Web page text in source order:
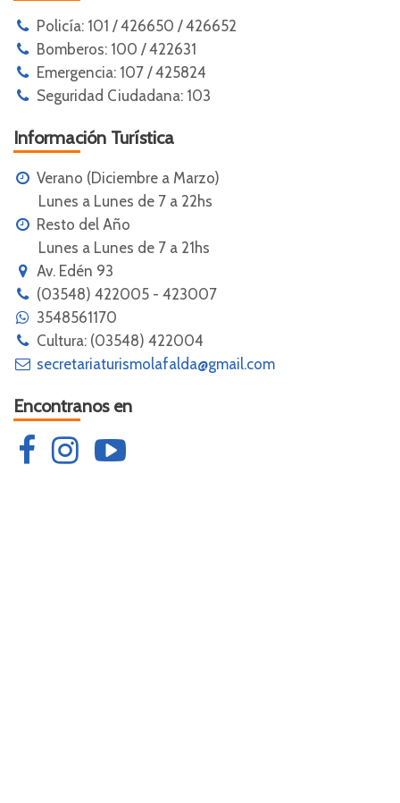
Policía: 101 / 426650 / 426652
Bomberos: 100 / 422631
Emergencia: 107 / 425824
Seguridad Ciudadana: 103
Información Turística
Verano (Diciembre a Marzo)
Lunes a Lunes de 7 a 22hs
Resto del Año
Lunes a Lunes de 7 a 21hs
Av. Edén 93
(03548) 422005 - 423007
3548561170
Cultura: (03548) 422004
secretariaturismolafalda@gmail.com
Encontranos en